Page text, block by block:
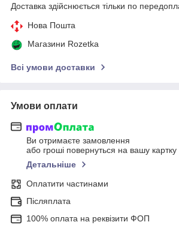
Доставка здійснюється тільки по
Нова Пошта
Магазини Rozetka
Всі умови доставки
Умови оплати
Ви отримаєте замовлення
або гроші повернуться на вашу картку
Детальніше
Оплатити частинами
Післяплата
100% оплата на реквізити ФОП